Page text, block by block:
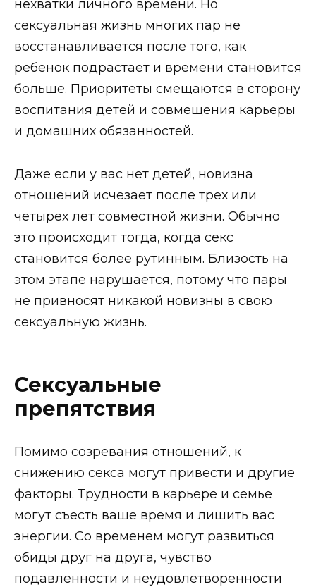
нехватки личного времени. Но
сексуальная жизнь многих пар не
восстанавливается после того, как
ребенок подрастает и времени становится
больше. Приоритеты смещаются в сторону
воспитания детей и совмещения карьеры
и домашних обязанностей.
Даже если у вас нет детей, новизна
отношений исчезает после трех или
четырех лет совместной жизни. Обычно
это происходит тогда, когда секс
становится более рутинным. Близость на
этом этапе нарушается, потому что пары
не привносят никакой новизны в свою
сексуальную жизнь.
Сексуальные
препятствия
Помимо созревания отношений, к
снижению секса могут привести и другие
факторы. Трудности в карьере и семье
могут съесть ваше время и лишить вас
энергии. Со временем могут развиться
обиды друг на друга, чувство
подавленности и неудовлетворенности